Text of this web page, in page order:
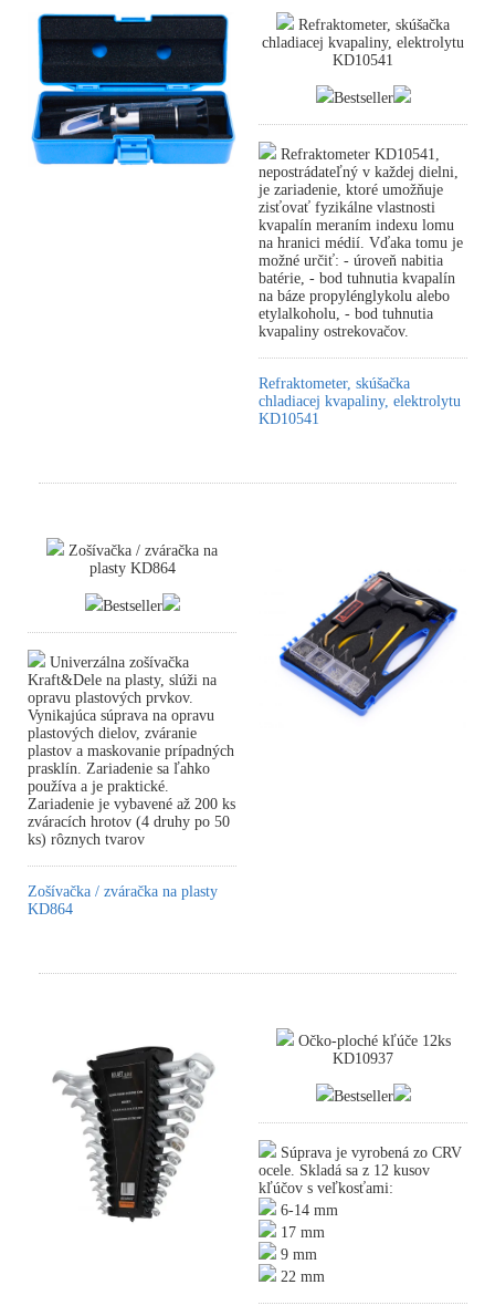
Refraktometer, skúšačka
chladiacej kvapaliny, elektrolytu
KD10541
Bestseller
Refraktometer KD10541,
nepostrádateľný v každej dielni,
je zariadenie, ktoré umožňuje
zisťovať fyzikálne vlastnosti
kvapalín meraním indexu lomu
na hranici médií. Vďaka tomu je
možné určiť: - úroveň nabitia
batérie, - bod tuhnutia kvapalín
na báze propylénglykolu alebo
etylalkoholu, - bod tuhnutia
kvapaliny ostrekovačov.
Refraktometer, skúšačka
chladiacej kvapaliny, elektrolytu
KD10541
Zošívačka / zváračka na
plasty KD864
Bestseller
Univerzálna zošívačka
Kraft&Dele na plasty, slúži na
opravu plastových prvkov.
Vynikajúca súprava na opravu
plastových dielov, zváranie
plastov a maskovanie prípadných
prasklín. Zariadenie sa ľahko
používa a je praktické.
Zariadenie je vybavené až 200 ks
zváracích hrotov (4 druhy po 50
ks) rôznych tvarov
Zošívačka / zváračka na plasty
KD864
Očko-ploché kľúče 12ks
KD10937
Bestseller
Súprava je vyrobená zo CRV
ocele. Skladá sa z 12 kusov
kľúčov s veľkosťami:
6-14 mm
17 mm
9 mm
22 mm